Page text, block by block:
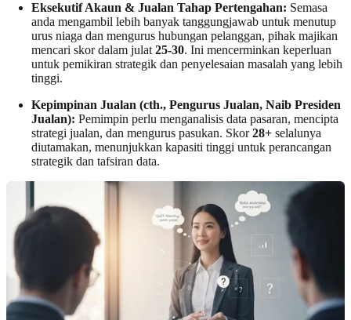
Eksekutif Akaun & Jualan Tahap Pertengahan: Semasa
anda mengambil lebih banyak tanggungjawab untuk menutup
urus niaga dan mengurus hubungan pelanggan, pihak majikan
mencari skor dalam julat 25-30. Ini mencerminkan keperluan
untuk pemikiran strategik dan penyelesaian masalah yang lebih
tinggi.
Kepimpinan Jualan (cth., Pengurus Jualan, Naib Presiden
Jualan): Pemimpin perlu menganalisis data pasaran, mencipta
strategi jualan, dan mengurus pasukan. Skor28+ selalunya
diutamakan, menunjukkan kapasiti tinggi untuk perancangan
strategik dan tafsiran data.